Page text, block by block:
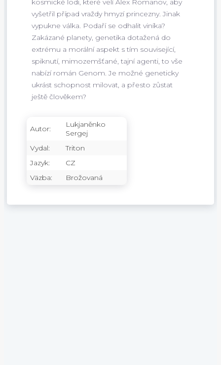
kosmické lodi, které velí Alex Romanov, aby
vyšetřil případ vraždy hmyzí princezny. Jinak
vypukne válka. Podaří se odhalit viníka?
Zakázané planety, genetika dotažená do
extrému a morální aspekt s tím související,
spiknutí, mimozemšťané, tajní agenti, to vše
nabízí román Genom. Je možné geneticky
ukrást schopnost milovat, a přesto zůstat
ještě člověkem?
Autor:
Lukjaněnko
Sergej
Vydal:
Triton
Jazyk:
CZ
Väzba:
Brožovaná